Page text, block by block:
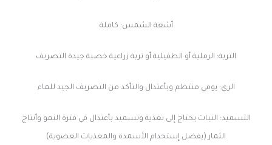
أشعة الشمس: كاملة
التربة: الرملية أو الطفيلية أو تربة زراعية خصبة جيدة التصريف
الري: يومي منتظم وبأعتدال والتأكد من التصريف الجيد للماء
التسميد: النبات يحتاج إلى تغذية وتسميد بأعتدال في فترة النمو وأنتاج
الثمار (يفضل إستخدام الأسمدة والمغذيات العضوية)